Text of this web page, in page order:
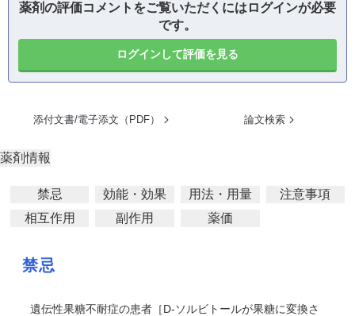
薬剤の評価コメントをご覧いただくにはログインが必要
です。
ログインして評価を見る
添付文書/電子添文（PDF） 論文検索
薬剤情報
禁忌 効能・効果 用法・用量
注意事項
相互作用
副作用 薬価
禁忌
遺伝性果糖不耐症の患者［D-ソルビトールが果糖に変換さ